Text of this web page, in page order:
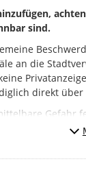
sind.
an die
direkt über
Gefahr
einen Brand),
Mängelmelder: